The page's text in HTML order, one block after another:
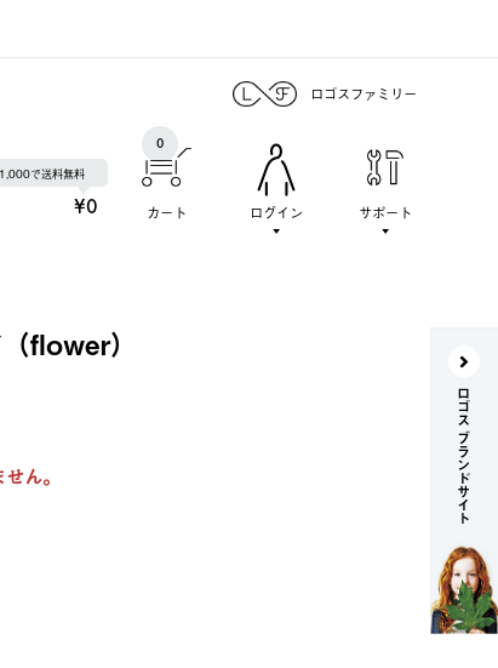
ロゴスファミリー
で送料無料
¥0 カート
0
ログイン サポート
flower）
ん。 ロゴス ブランドサイト